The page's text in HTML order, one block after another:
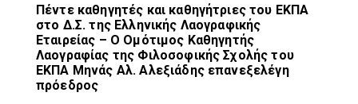
Πέντε καθηγητές και καθηγήτριες του ΕΚΠΑ
στο Δ.Σ. της Ελληνικής Λαογραφικής
Εταιρείας – Ο Ομότιμος Καθηγητής
Λαογραφίας της Φιλοσοφικής Σχολής του
ΕΚΠΑ Μηνάς Αλ. Αλεξιάδης επανεξελέγη
πρόεδρος